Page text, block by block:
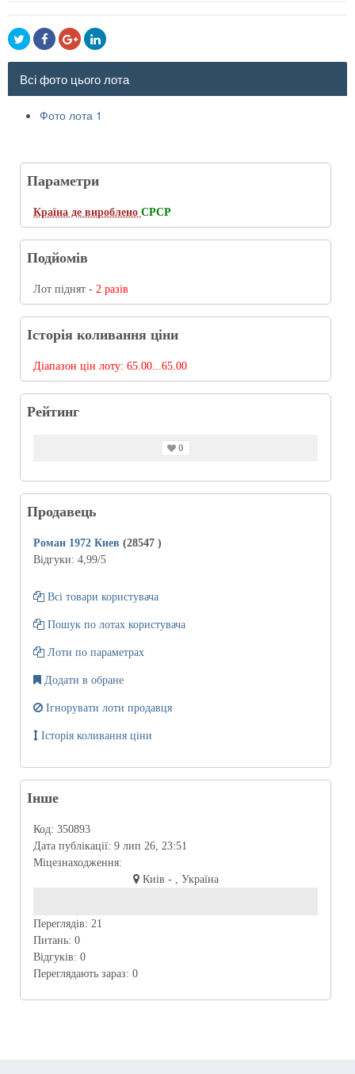
Всі фото цього лота
Фото лота 1
Параметри
Країна де вироблено СРСР
Подйомів
Лот піднят - 2 разів
Історія коливання ціни
Діапазон цін лоту: 65.00...65.00
Рейтинг
0
Продавець
Роман 1972 Киев (28547 )
Відгуки: 4,99/5
Всі товари користувача
Пошук по лотах користувача
Лоти по параметрах
Додати в обране
Ігнорувати лоти продавця
Історія коливання ціни
Інше
Код: 350893
Дата публікації: 9 лип 26, 23:51
Міцезнаходження:
Киів - , Україна
Переглядів: 21
Питань: 0
Відгуків: 0
Переглядають зараз: 0